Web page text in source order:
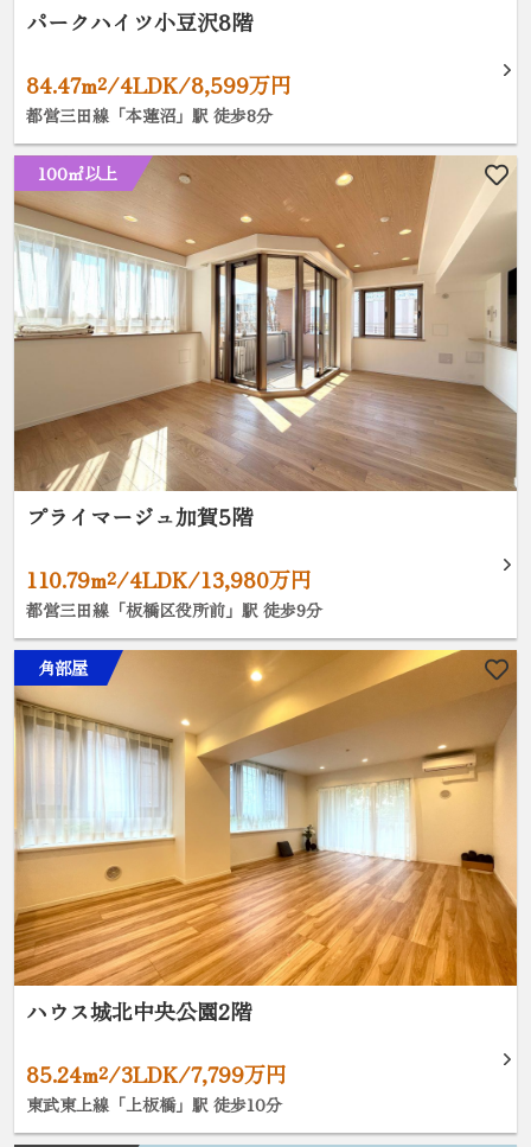
パークハイツ小豆沢8階
84.47m²/4LDK/8,599万円
都営三田線「本蓮沼」駅 徒歩8分
100㎡以上
プライマージュ加賀5階
110.79m²/4LDK/13,980万円
都営三田線「板橋区役所前」駅 徒歩9分
角部屋
ハウス城北中央公園2階
85.24m²/3LDK/7,799万円
東武東上線「上板橋」駅 徒歩10分